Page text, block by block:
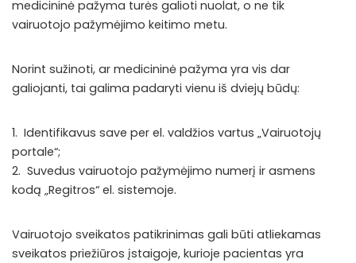
medicininė pažyma turės galioti nuolat, o ne tik
vairuotojo pažymėjimo keitimo metu.
Norint sužinoti, ar medicininė pažyma yra vis dar
galiojanti, tai galima padaryti vienu iš dviejų būdų:
1. Identifikavus save per el. valdžios vartus „Vairuotojų
portale“;
2. Suvedus vairuotojo pažymėjimo numerį ir asmens
kodą „Regitros“ el. sistemoje.
Vairuotojo sveikatos patikrinimas gali būti atliekamas
sveikatos priežiūros įstaigoje, kurioje pacientas yra